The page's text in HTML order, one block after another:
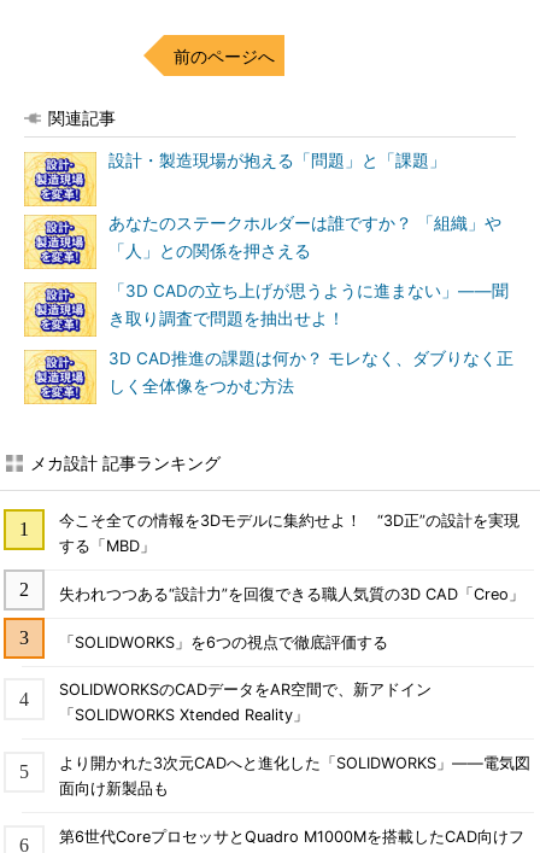
前のページへ
関連記事
設計・製造現場が抱える「問題」と「課題」
あなたのステークホルダーは誰ですか？ 「組織」や
「人」との関係を押さえる
「3D CADの立ち上げが思うように進まない」――聞
き取り調査で問題を抽出せよ！
3D CAD推進の課題は何か？ モレなく、ダブりなく正
しく全体像をつかむ方法
メカ設計 記事ランキング
今こそ全ての情報を3Dモデルに集約せよ！ “3D正”の設計を実現
する「MBD」
失われつつある“設計力”を回復できる職人気質の3D CAD「Creo」
「SOLIDWORKS」を6つの視点で徹底評価する
SOLIDWORKSのCADデータをAR空間で、新アドイン
「SOLIDWORKS Xtended Reality」
より開かれた3次元CADへと進化した「SOLIDWORKS」――電気図
面向け新製品も
第6世代CoreプロセッサとQuadro M1000Mを搭載したCAD向けフ